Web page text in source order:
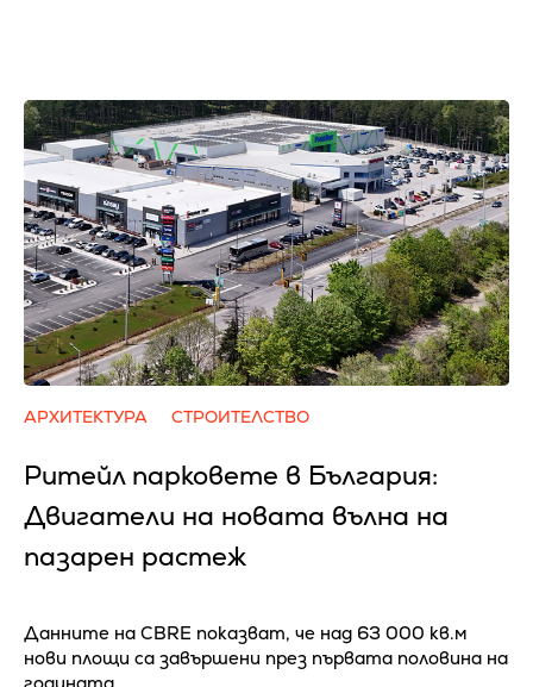
АРХИТЕКТУРА СТРОИТЕЛСТВО
Ритейл парковете в България:
Двигатели на новата вълна на
пазарен растеж
Данните на CBRE показват, че над 63 000 кв.м
нови площи са завършени през първата половина на
годината